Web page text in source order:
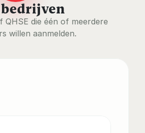
QHSE die één of meerdere
willen aanmelden.